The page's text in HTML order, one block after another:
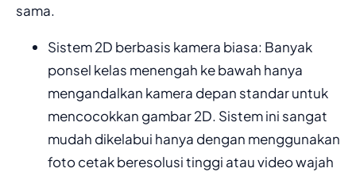
sama.
​Sistem 2D berbasis kamera biasa: Banyak
ponsel kelas menengah ke bawah hanya
mengandalkan kamera depan standar untuk
mencocokkan gambar 2D. Sistem ini sangat
mudah dikelabui hanya dengan menggunakan
foto cetak beresolusi tinggi atau video wajah